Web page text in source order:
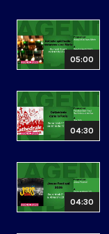
05:00
04:30
04:30